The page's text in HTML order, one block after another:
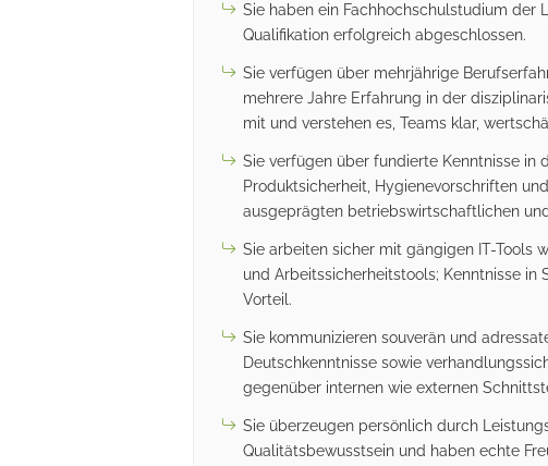
Sie haben ein Fachhochschulstudium
Qualifikation erfolgreich abgeschlossen.
Sie verfügen über mehrjährige
mehrere Jahre Erfahrung in der
mit und verstehen es, Teams klar,
Sie verfügen über fundierte Kenntnisse
Produktsicherheit, Hygienevorschriften
ausgeprägten betriebswirtschaftlichen
Sie arbeiten sicher mit gängigen IT-Tools
und Arbeitssicherheitstools; Kenntnisse
Vorteil.
Sie kommunizieren souverän und
Deutschkenntnisse sowie
gegenüber internen wie externen
Sie überzeugen persönlich durch
Qualitätsbewusstsein und haben echte